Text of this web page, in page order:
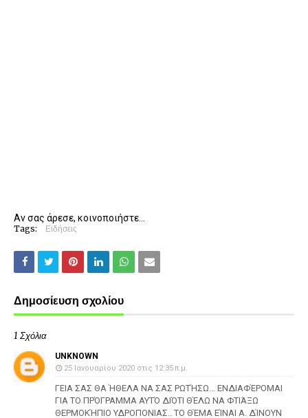
Αν σας άρεσε, κοινοποιήστε...
Tags: Ειδήσεις
Δημοσίευση σχολίου
1 Σχόλια
UNKNOWN
25 Ιανουαρίου 2020 στις 12:35 π.μ.
ΓΕΙΑ ΣΑΣ ΘΑ ΉΘΕΛΑ ΝΑ ΣΑΣ ΡΩΤΉΣΩ... ΕΝΔΙΑΦΈΡΟΜΑΙ
ΓΙΑ ΤΟ ΠΡΌΓΡΑΜΜΑ ΑΥΤΌ ΔΙΌΤΙ ΘΈΛΩ ΝΑ ΦΤΙΆΞΩ
ΘΕΡΜΟΚΉΠΙΟ ΥΔΡΟΠΟΝΙΑΣ.. ΤΟ ΘΈΜΑ ΕΊΝΑΙ Α. ΔΊΝΟΥΝ